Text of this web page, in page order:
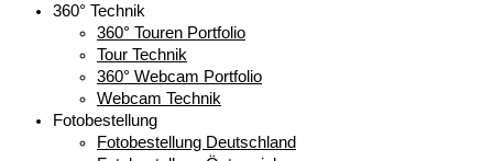
360° Technik
360° Touren Portfolio
Tour Technik
360° Webcam Portfolio
Webcam Technik
Fotobestellung
Fotobestellung Deutschland